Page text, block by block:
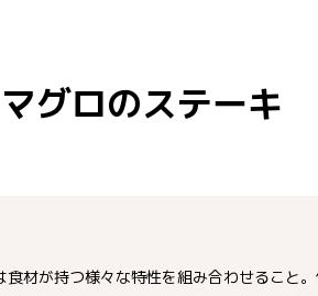
グロのステー
材が持つ様々な特性を組み合わせること